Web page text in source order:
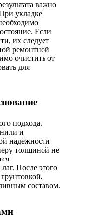
важно
укладке
Если
их следует
ремонтной
очистить от
для
подхода.
и
надежности
толщиной не
После этого
составом.